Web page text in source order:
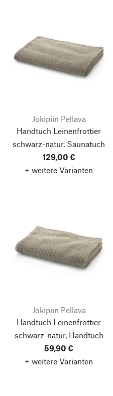
Jokipiin Pellava
Handtuch Leinenfrottier
schwarz-natur, Saunatuch
129,00 €
+ weitere Varianten
Jokipiin Pellava
Handtuch Leinenfrottier
schwarz-natur, Handtuch
59,90 €
+ weitere Varianten